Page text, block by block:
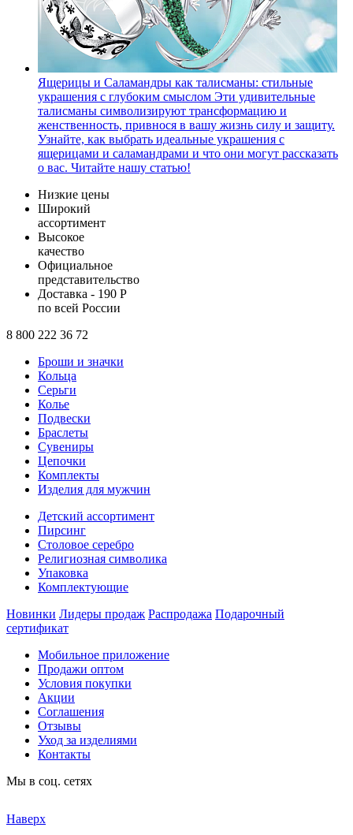
Ящерицы и Саламандры как талисманы: стильные
украшения с глубоким смыслом Эти удивительные
талисманы символизируют трансформацию и
женственность, привнося в вашу жизнь силу и защиту.
Узнайте, как выбрать идеальные украшения с
ящерицами и саламандрами и что они могут рассказать
о вас. Читайте нашу статью!
Низкие цены
Широкий
ассортимент
Высокое
качество
Официальное
представительство
Доставка - 190 Р
по всей России
8 800 222 36 72
Броши и значки
Кольца
Серьги
Колье
Подвески
Браслеты
Сувениры
Цепочки
Комплекты
Изделия для мужчин
Детский ассортимент
Пирсинг
Столовое серебро
Религиозная символика
Упаковка
Комплектующие
Новинки Лидеры продаж Распродажа Подарочный
сертификат
Мобильное приложение
Продажи оптом
Условия покупки
Акции
Соглашения
Отзывы
Уход за изделиями
Контакты
Мы в соц. сетях
Наверх